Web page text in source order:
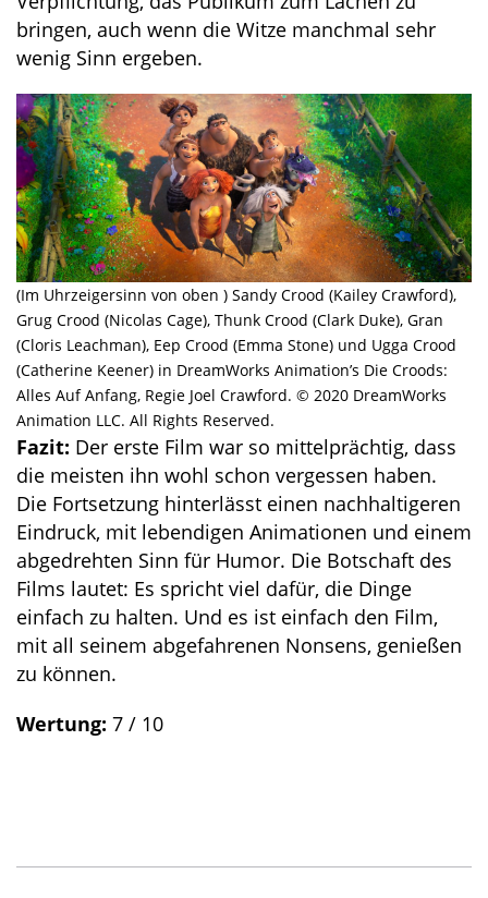
bringen, auch wenn die Witze manchmal sehr
wenig Sinn ergeben.
(Im Uhrzeigersinn von oben ) Sandy Crood (Kailey Crawford),
Grug Crood (Nicolas Cage), Thunk Crood (Clark Duke), Gran
(Cloris Leachman), Eep Crood (Emma Stone) und Ugga Crood
(Catherine Keener) in DreamWorks Animation’s Die Croods:
Alles Auf Anfang, Regie Joel Crawford. © 2020 DreamWorks
Animation LLC. All Rights Reserved.
Fazit: Der erste Film war so mittelprächtig, dass
die meisten ihn wohl schon vergessen haben.
Die Fortsetzung hinterlässt einen nachhaltigeren
Eindruck, mit lebendigen Animationen und einem
abgedrehten Sinn für Humor. Die Botschaft des
Films lautet: Es spricht viel dafür, die Dinge
einfach zu halten. Und es ist einfach den Film,
mit all seinem abgefahrenen Nonsens, genießen
zu können.
Wertung: 7 / 10